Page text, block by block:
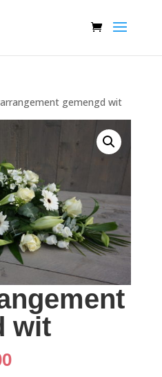
gemengd wit
wit
Prijsklasse: